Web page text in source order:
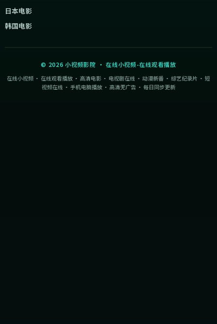
日本电影
韩国电影
© 2026 小视频影院 ·在线小视频-在线观看播放
在线小视频 · 在线观看播放 · 高清电影 · 电视剧在线 · 动漫新番 · 综艺纪录片 · 短
视频在线 · 手机电脑播放 · 高清无广告 · 每日同步更新